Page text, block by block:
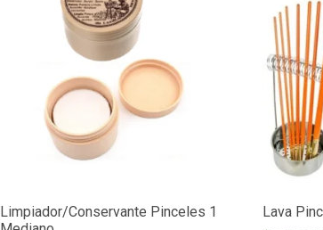
Limpiador/Conservante Pinceles 1
Lava